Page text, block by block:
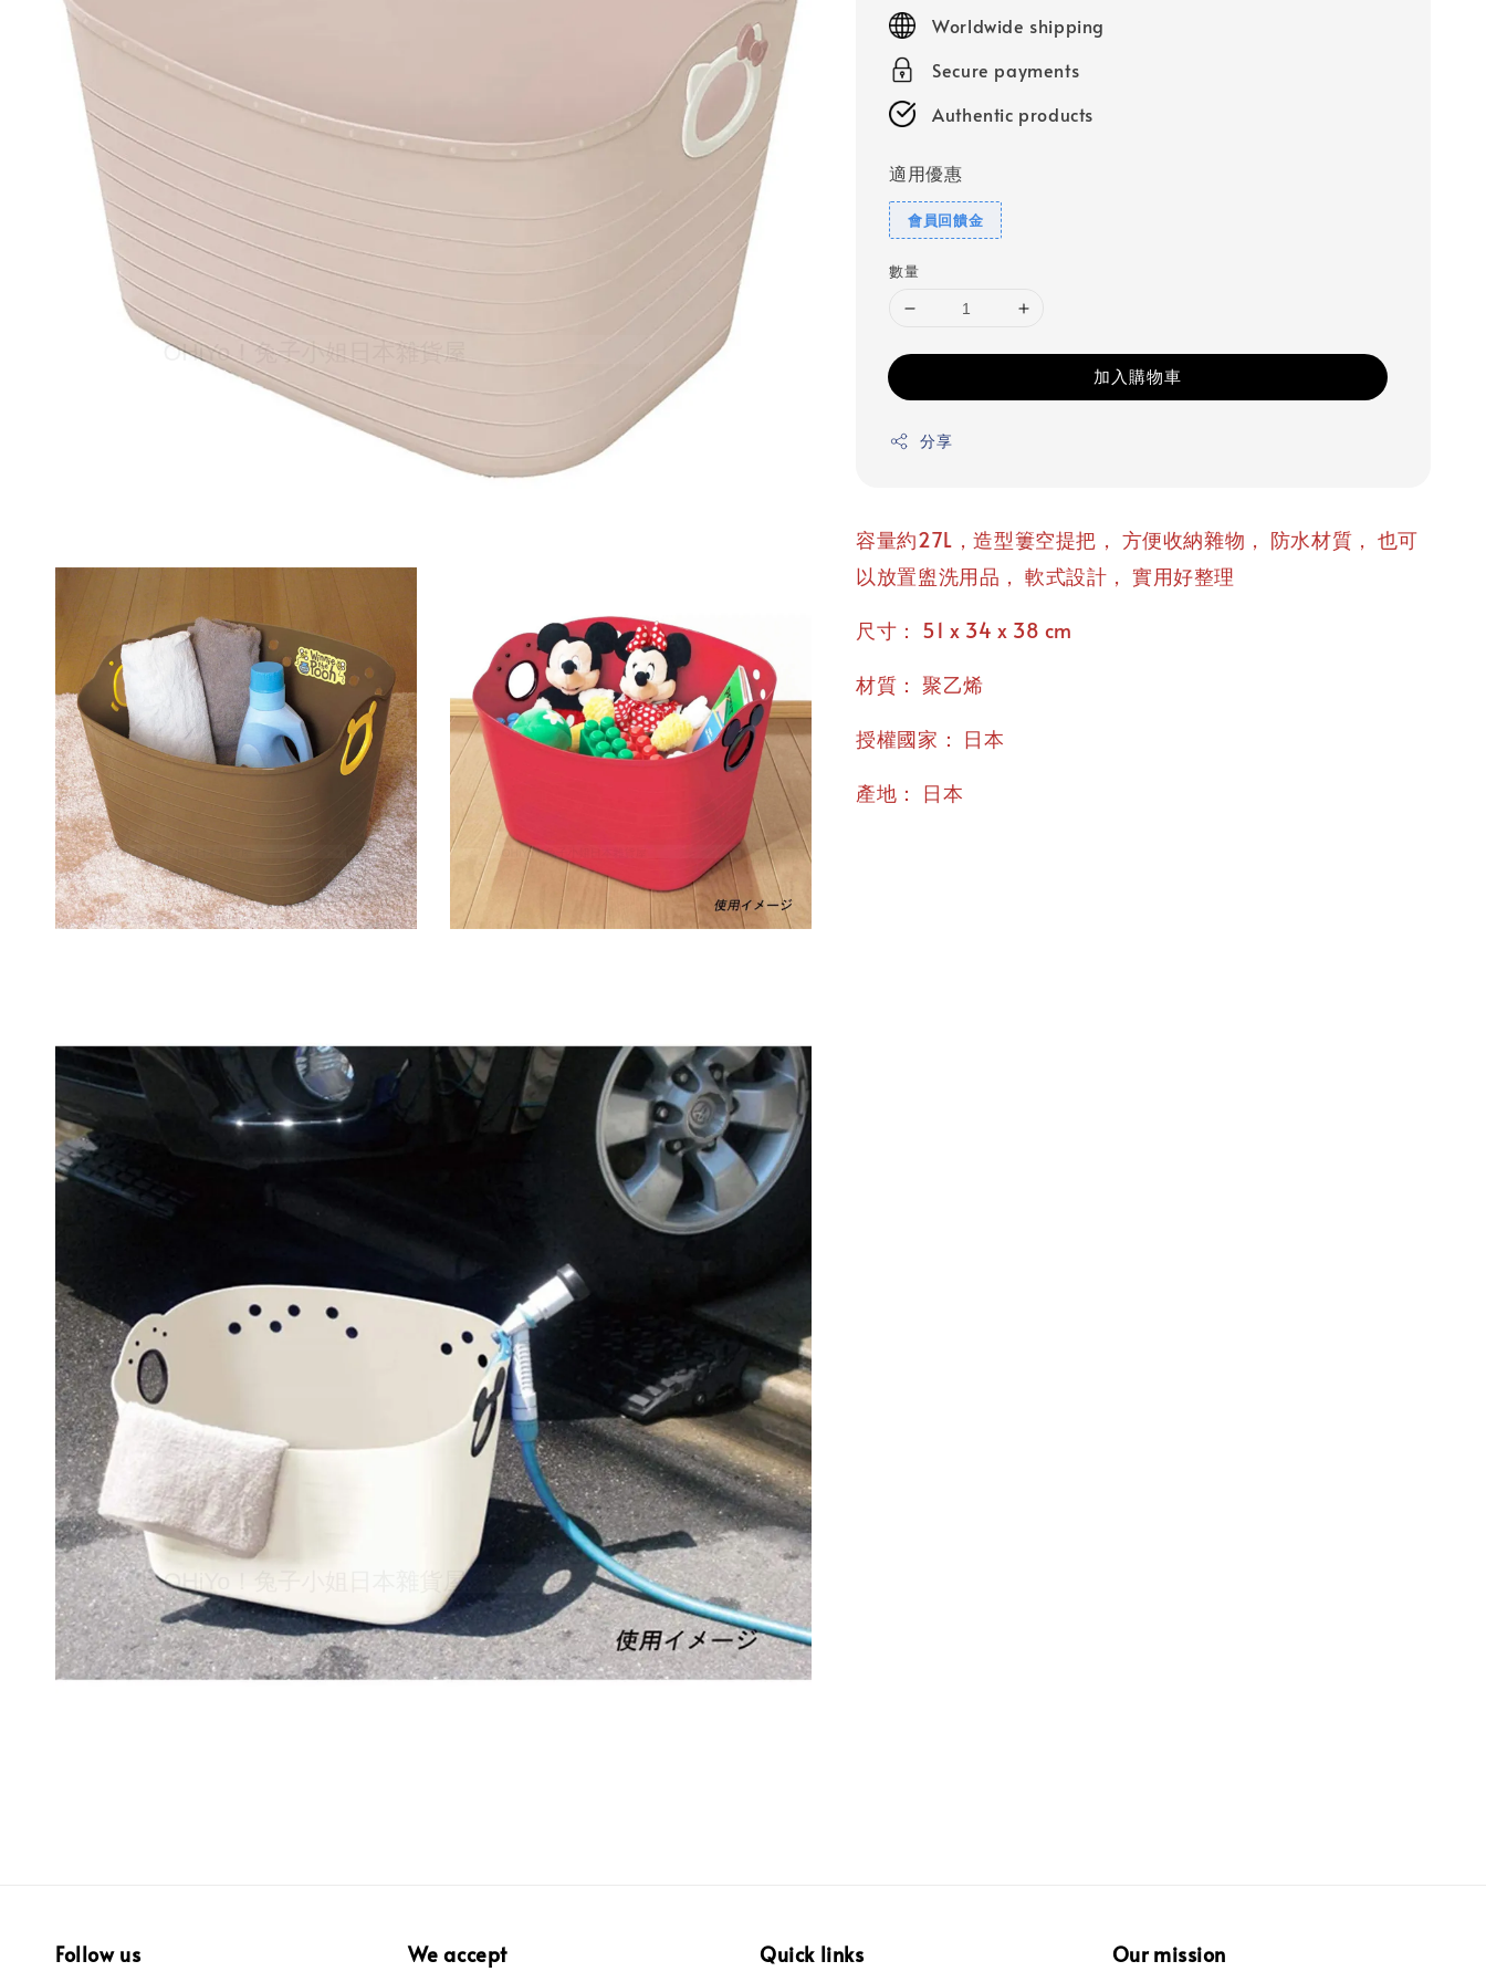
priceWorldwide shipping
Secure payments
Authentic products
適用優惠
會員回饋金
數量
加入購物車
分享
容量約27L，造型簍空提把 ， 方便收納雜物 ， 防水材質 ， 也可
以放置盥洗用品 ， 軟式設計 ， 實用好整理
尺寸 ： 51 x 34 x 38 cm
材質 ： 聚乙烯
授權國家 ： 日本
產地 ： 日本
Follow us We accept Quick links Our mission